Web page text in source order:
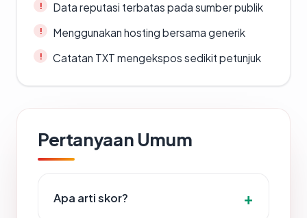
Data reputasi terbatas pada sumber publik
Menggunakan hosting bersama generik
Catatan TXT mengekspos sedikit petunjuk
Pertanyaan Umum
Apa arti skor?